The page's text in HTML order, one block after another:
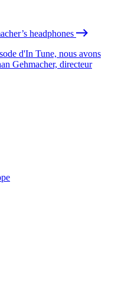
headphones
d'In Tune, nous avons
Gehmacher, directeur